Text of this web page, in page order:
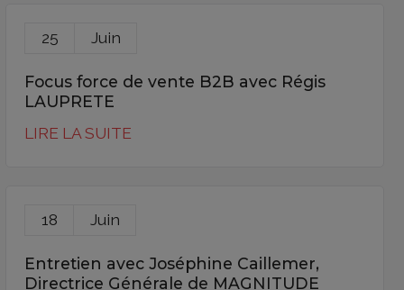
25 Juin
Focus force de vente B2B avec Régis
LAUPRETE
LIRE LA SUITE
18 Juin
Entretien avec Joséphine Caillemer,
Directrice Générale de MAGNITUDE